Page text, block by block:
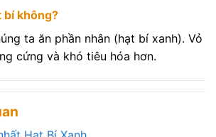
bí không?
ta ăn phần nhân (hạt bí xanh). Vỏ
cứng và khó tiêu hóa hơn.